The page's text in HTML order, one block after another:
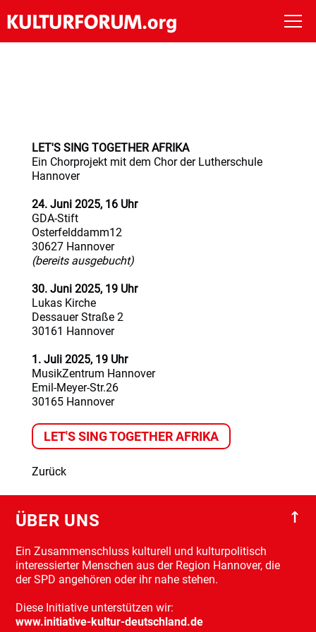
Veranstaltungen
Meilensteine
Kooperation
Mitgliedsantrag
LET'S SING TOGETHER AFRIKA
Ein Chorprojekt mit dem Chor der Lutherschule
Hannover
24. Juni 2025, 16 Uhr
GDA-Stift
Osterfelddamm12
30627 Hannover
(bereits ausgebucht)
30. Juni 2025, 19 Uhr
Lukas Kirche
Dessauer Straße 2
30161 Hannover
1. Juli 2025, 19 Uhr
MusikZentrum Hannover
Emil-Meyer-Str.26
30165 Hannover
LET'S SING TOGETHER AFRIKA
Zurück
ÜBER UNS
Ein Zusammenschluss kulturell und kulturpolitisch
interessierter Menschen aus der Region Hannover, die
der SPD angehören oder ihr nahe stehen.
Diese Initiative unterstützen wir:
www.initiative-kultur-deutschland.de
↑